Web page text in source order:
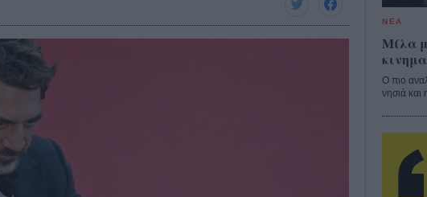
ΝΕΑ
Μίλα
Ο πιο
νησιά και